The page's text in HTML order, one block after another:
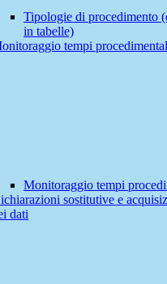
Tipologie di procedimento
in tabelle)
tempi
Monitoraggio tempi
sostitutive e
dati